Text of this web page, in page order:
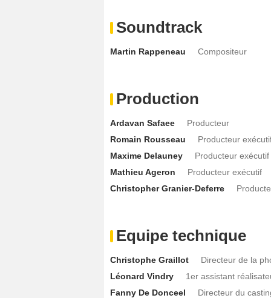
Soundtrack
Martin Rappeneau Compositeur
Production
Ardavan Safaee
Producteur
Romain Rousseau
Producteur
Maxime Delauney
Producteur exécutif
Mathieu Ageron
Producteur exécutif
Christopher Granier-Deferre
Equipe technique
Christophe Graillot
Directeur de la
Léonard Vindry
1er assistant
Fanny De Donceel
Directeur du